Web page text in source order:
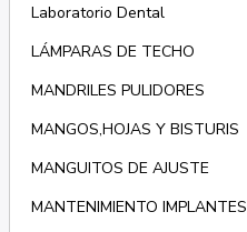
Laboratorio Dental
LÁMPARAS DE TECHO
MANDRILES PULIDORES
MANGOS,HOJAS Y BISTURIS
MANGUITOS DE AJUSTE
MANTENIMIENTO IMPLANTES